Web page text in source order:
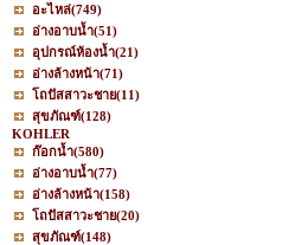
อะไหล่(749)
อ่างอาบน้ำ(51)
อุปกรณ์ห้องน้ำ(21)
อ่างล้างหน้า(71)
โถปัสสาวะชาย(11)
สุขภัณฑ์(128)
KOHLER
ก๊อกน้ำ(580)
อ่างอาบน้ำ(77)
อ่างล้างหน้า(158)
โถปัสสาวะชาย(20)
สุขภัณฑ์(148)